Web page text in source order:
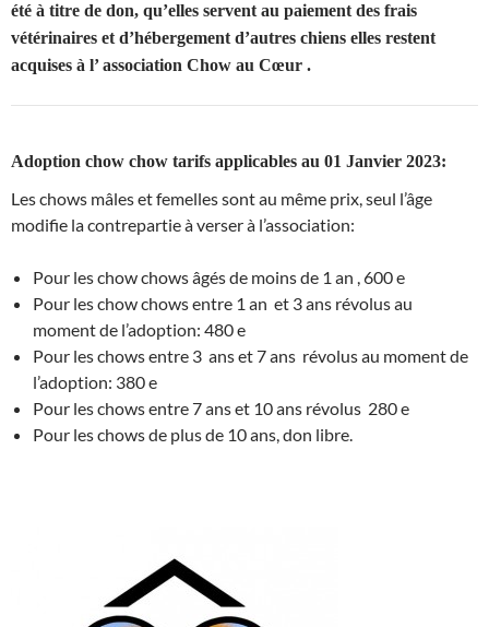
été à titre de don, qu’elles servent au paiement des frais
vétérinaires et d’hébergement d’autres chiens elles restent
acquises à l’ association Chow au Cœur .
Adoption chow chow tarifs applicables au 01 Janvier 2023:
Les chows mâles et femelles sont au même prix, seul l’âge
modifie la contrepartie à verser à l’association:
Pour les chow chows âgés de moins de 1 an , 600 e
Pour les chow chows entre 1 an et 3 ans révolus au
moment de l’adoption: 480 e
Pour les chows entre 3 ans et 7 ans révolus au moment de
l’adoption: 380 e
Pour les chows entre 7 ans et 10 ans révolus 280 e
Pour les chows de plus de 10 ans, don libre.